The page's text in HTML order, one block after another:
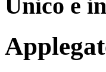
Único e